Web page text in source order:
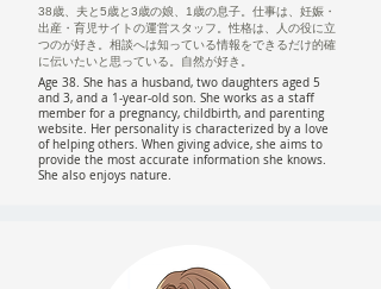
38歳、夫と5歳と3歳の娘、1歳の息子。仕事は、妊娠・
出産・育児サイトの運営スタッフ。性格は、人の役に立
つのが好き。相談へは知っている情報をできるだけ的確
に伝いたいと思っている。自然が好き。
Age 38. She has a husband, two daughters aged 5
and 3, and a 1-year-old son. She works as a staff
member for a pregnancy, childbirth, and parenting
website. Her personality is characterized by a love
of helping others. When giving advice, she aims to
provide the most accurate information she knows.
She also enjoys nature.